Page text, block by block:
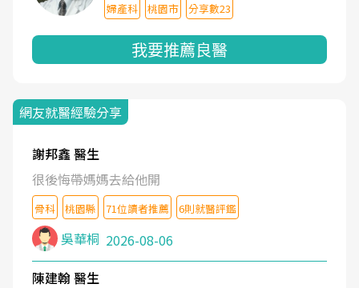
婦產科 桃園市 分享數23
我要推薦良醫
網友就醫經驗分享
謝邦鑫 醫生
很後悔帶媽媽去給他開
骨科 桃園縣 71位讀者推薦 6則就醫評鑑
吳華桐 2026-08-06
陳建翰 醫生